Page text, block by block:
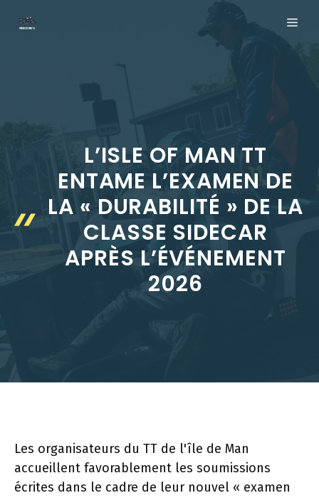
L’ISLE OF MAN TT
ENTAME L’EXAMEN DE
LA « DURABILITÉ » DE LA
CLASSE SIDECAR
APRÈS L’ÉVÉNEMENT
2026
Les organisateurs du TT de l'île de Man
accueillent favorablement les soumissions
écrites dans le cadre de leur nouvel « examen